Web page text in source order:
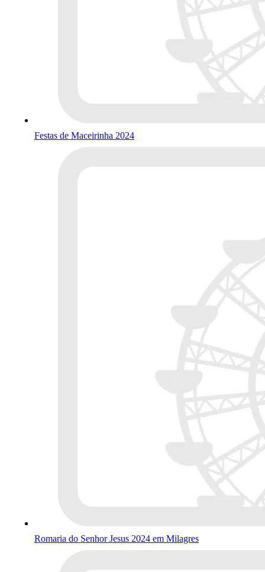
Festas de Maceirinha 2024
Romaria do Senhor Jesus 2024 em Milagres